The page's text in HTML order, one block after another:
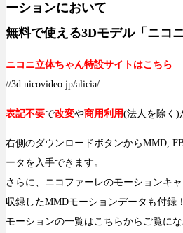
ーションにおいて
無料で使える3Dモデル「ニコ
ニコニ立体ちゃん特設サイトはこちら
//3d.nicovideo.jp/alicia/
表記不要で改変や商用利用(法人を除く)
右側のダウンロードボタンからMMD,
ータを入手できます。
さらに、ニコファーレのモーションキ
収録したMMDモーションデータも付録！
モーションの一覧はこちらからご覧にな